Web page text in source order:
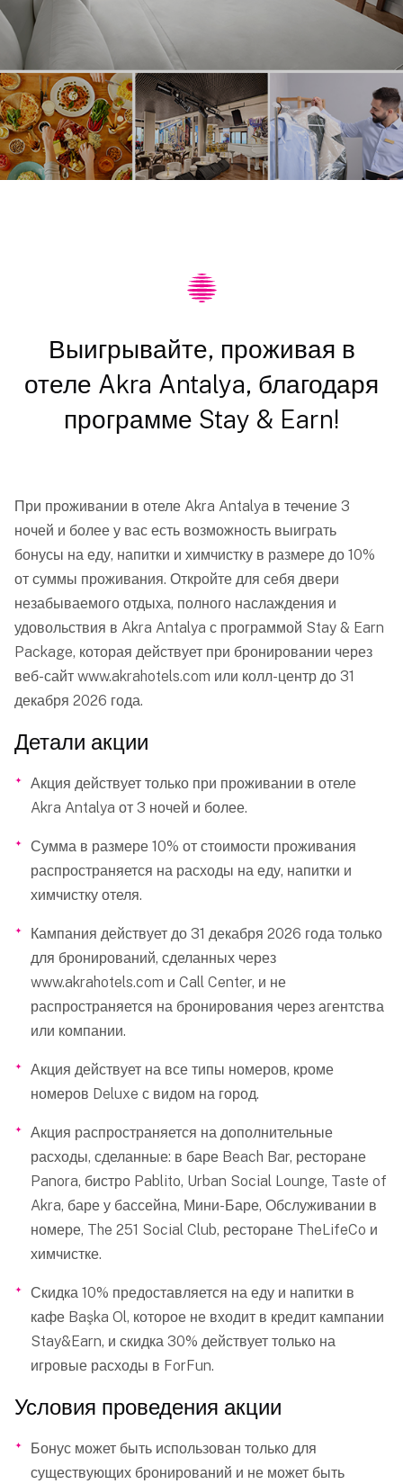
Выигрывайте, проживая в
отеле Akra Antalya, благодаря
программе Stay & Earn!
При проживании в отеле Akra Antalya в течение 3
ночей и более у вас есть возможность выиграть
бонусы на еду, напитки и химчистку в размере до 10%
от суммы проживания. Откройте для себя двери
незабываемого отдыха, полного наслаждения и
удовольствия в Akra Antalya с программой Stay & Earn
Package, которая действует при бронировании через
веб-сайт www.akrahotels.com или колл-центр до 31
декабря 2026 года.
Детали акции
Акция действует только при проживании в отеле
Akra Antalya от 3 ночей и более.
Сумма в размере 10% от стоимости проживания
распространяется на расходы на еду, напитки и
химчистку отеля.
Кампания действует до 31 декабря 2026 года только
для бронирований, сделанных через
www.akrahotels.com и Call Center, и не
распространяется на бронирования через агентства
или компании.
Акция действует на все типы номеров, кроме
номеров Deluxe с видом на город.
Акция распространяется на дополнительные
расходы, сделанные: в баре Beach Bar, ресторане
Panora, бистро Pablito, Urban Social Lounge, Taste of
Akra, баре у бассейна, Мини-Баре, Обслуживании в
номере, The 251 Social Club, ресторане TheLifeCo и
химчистке.
Скидка 10% предоставляется на еду и напитки в
кафе Başka Ol, которое не входит в кредит кампании
Stay&Earn, и скидка 30% действует только на
игровые расходы в ForFun.
Условия проведения акции
Бонус может быть использован только для
существующих бронирований и не может быть